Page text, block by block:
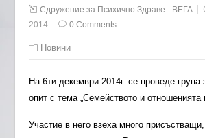
Сдружение за Психично Здраве - ВЕГА
2014
0 Comments
Новини
На 6ти декември 2014г. се проведе група
опит с тема „Семейството и отношенията
Участие в него взеха много